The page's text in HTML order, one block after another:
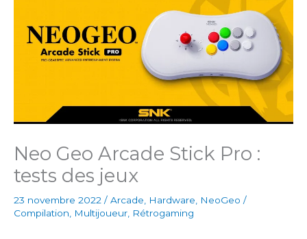
Neo Geo Arcade Stick Pro :
tests des jeux
23 novembre 2022 / Arcade Hardware NeoGeo /
Compilation
Multijoueur Rétrogaming